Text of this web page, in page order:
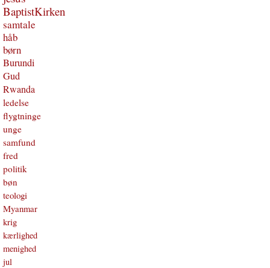
BaptistKirken
samtale
håb
børn
Burundi
Gud
Rwanda
ledelse
flygtninge
unge
samfund
fred
politik
bøn
teologi
Myanmar
krig
kærlighed
menighed
jul